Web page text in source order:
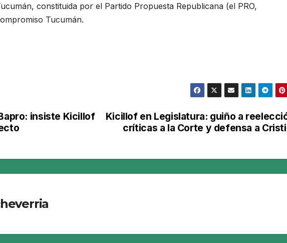
constituida por el Partido Propuesta Republicana (el PRO,
Tucumán.
Kicillof en Legislatura: guiño a
críticas a la Corte y defensa a
insiste Kicillof